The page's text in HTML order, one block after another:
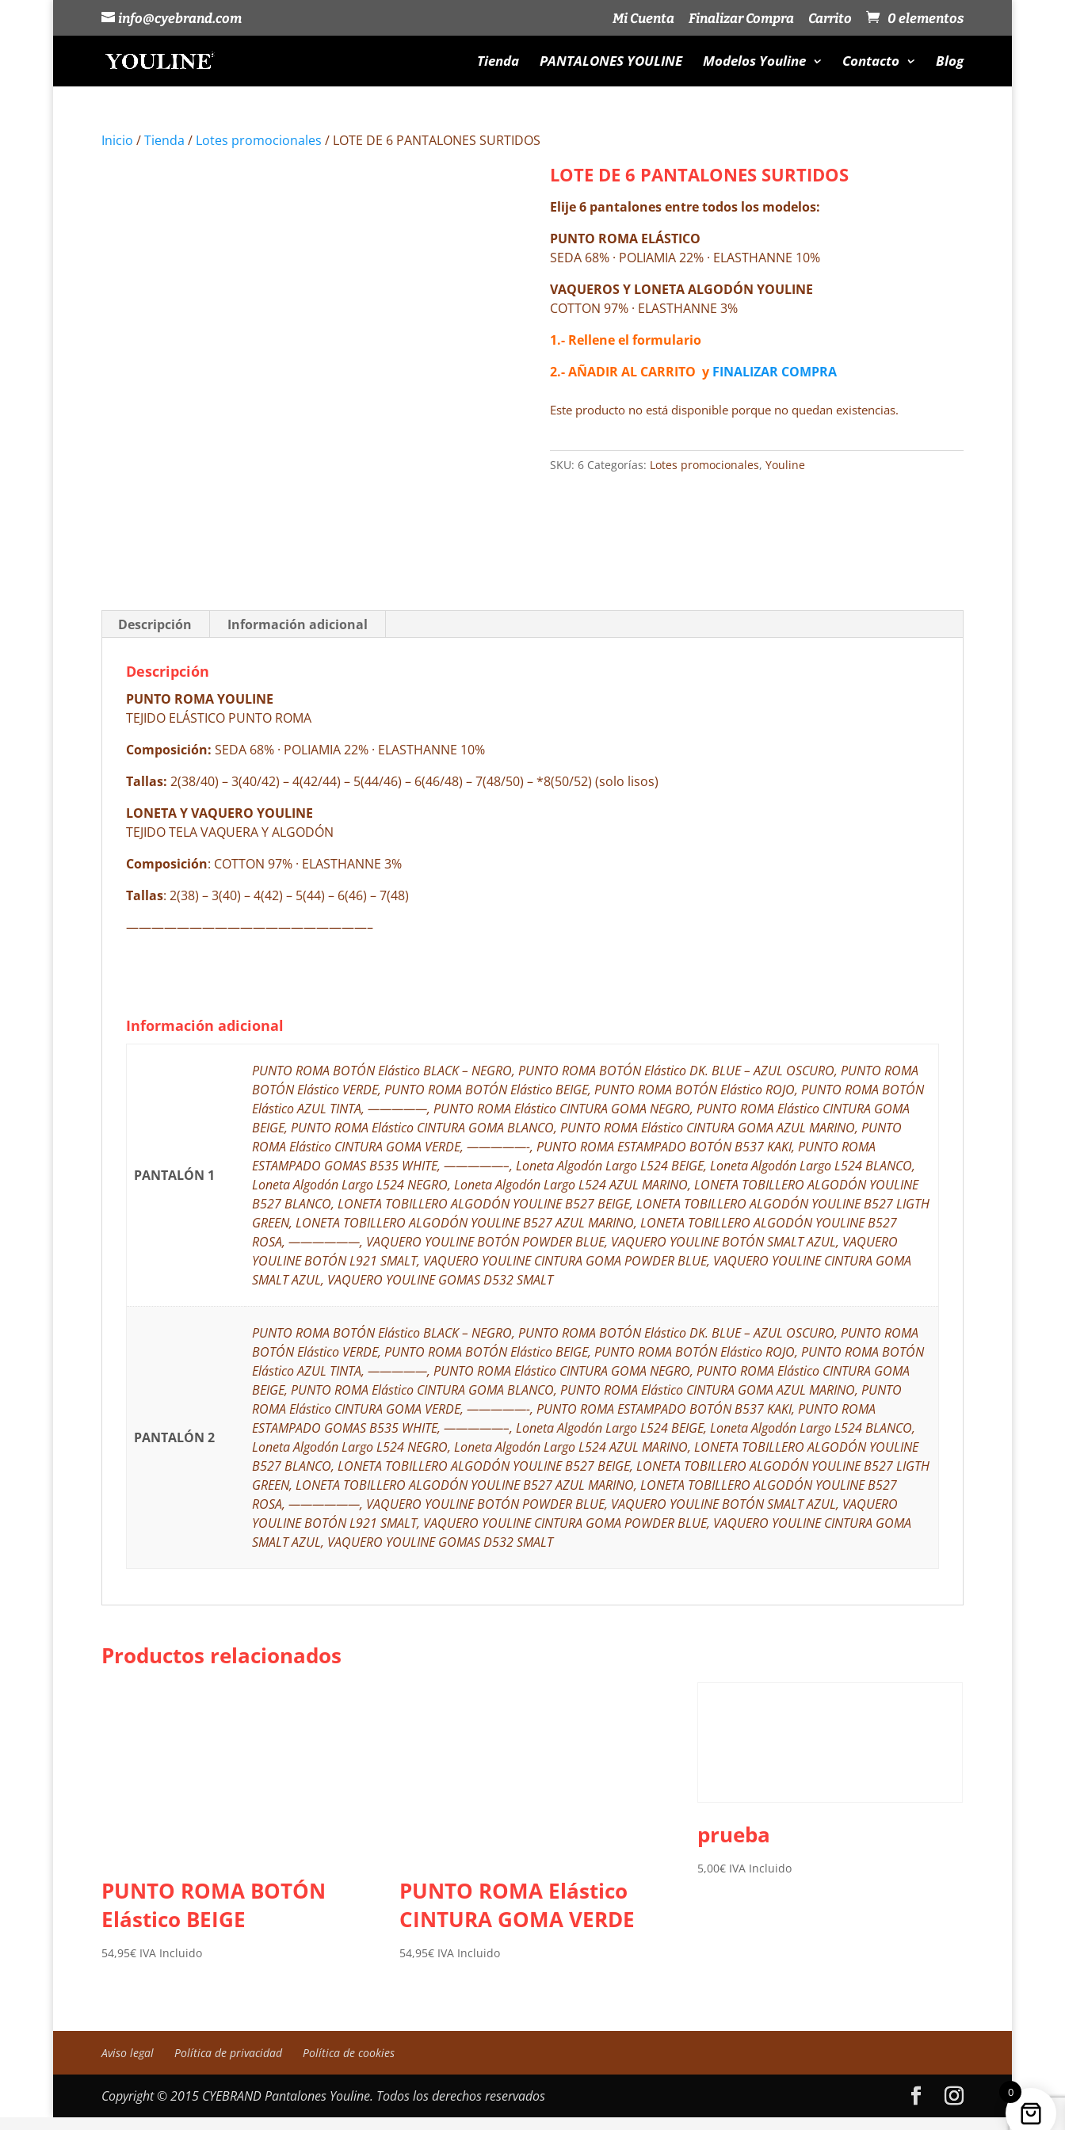
info@cyebrand.com Mi Cuenta Finalizar Compra Carrito 0 elementos
Tienda PANTALONES YOULINE Modelos Youline Contacto Blog
Inicio /Tienda / Lotes promocionales / LOTE DE 6 PANTALONES SURTIDOS
LOTE DE 6 PANTALONES SURTIDOS
Elije 6 pantalones entre todos los modelos:
PUNTO ROMA ELÁSTICO
SEDA 68% · POLIAMIA 22% · ELASTHANNE 10%
VAQUEROS Y LONETA ALGODÓN YOULINE
COTTON 97% · ELASTHANNE 3%
1.- Rellene el formulario
2.- AÑADIR AL CARRITO y FINALIZAR COMPRA
Este producto no está disponible porque no quedan existencias.
SKU: 6 Categorías: Lotes promocionales, Youline
Descripción Información adicional
Descripción
PUNTO ROMA YOULINE
TEJIDO ELÁSTICO PUNTO ROMA
Composición: SEDA 68% · POLIAMIA 22% · ELASTHANNE 10%
Tallas: 2(38/40) – 3(40/42) – 4(42/44) – 5(44/46) – 6(46/48) – 7(48/50) – *8(50/52) (solo lisos)
LONETA Y VAQUERO YOULINE
TEJIDO TELA VAQUERA Y ALGODÓN
Composición: COTTON 97% · ELASTHANNE 3%
Tallas: 2(38) – 3(40) – 4(42) – 5(44) – 6(46) – 7(48)
———————————————————–
Información adicional
PANTALÓN 1
PUNTO ROMA BOTÓN Elástico BLACK – NEGRO, PUNTO ROMA BOTÓN Elástico DK. BLUE – AZUL OSCURO, PUNTO ROMA
BOTÓN Elástico VERDE, PUNTO ROMA BOTÓN Elástico BEIGE, PUNTO ROMA BOTÓN Elástico ROJO, PUNTO ROMA BOTÓN
Elástico AZUL TINTA, —————, PUNTO ROMA Elástico CINTURA GOMA NEGRO, PUNTO ROMA Elástico CINTURA GOMA
BEIGE, PUNTO ROMA Elástico CINTURA GOMA BLANCO, PUNTO ROMA Elástico CINTURA GOMA AZUL MARINO, PUNTO
ROMA Elástico CINTURA GOMA VERDE, —————-, PUNTO ROMA ESTAMPADO BOTÓN B537 KAKI, PUNTO ROMA
ESTAMPADO GOMAS B535 WHITE, —————–, Loneta Algodón Largo L524 BEIGE, Loneta Algodón Largo L524 BLANCO,
Loneta Algodón Largo L524 NEGRO, Loneta Algodón Largo L524 AZUL MARINO, LONETA TOBILLERO ALGODÓN YOULINE
B527 BLANCO, LONETA TOBILLERO ALGODÓN YOULINE B527 BEIGE, LONETA TOBILLERO ALGODÓN YOULINE B527 LIGTH
GREEN, LONETA TOBILLERO ALGODÓN YOULINE B527 AZUL MARINO, LONETA TOBILLERO ALGODÓN YOULINE B527
ROSA, ——————, VAQUERO YOULINE BOTÓN POWDER BLUE, VAQUERO YOULINE BOTÓN SMALT AZUL, VAQUERO
YOULINE BOTÓN L921 SMALT, VAQUERO YOULINE CINTURA GOMA POWDER BLUE, VAQUERO YOULINE CINTURA GOMA
SMALT AZUL, VAQUERO YOULINE GOMAS D532 SMALT
PANTALÓN 2
PUNTO ROMA BOTÓN Elástico BLACK – NEGRO, PUNTO ROMA BOTÓN Elástico DK. BLUE – AZUL OSCURO, PUNTO ROMA
BOTÓN Elástico VERDE, PUNTO ROMA BOTÓN Elástico BEIGE, PUNTO ROMA BOTÓN Elástico ROJO, PUNTO ROMA BOTÓN
Elástico AZUL TINTA, —————, PUNTO ROMA Elástico CINTURA GOMA NEGRO, PUNTO ROMA Elástico CINTURA GOMA
BEIGE, PUNTO ROMA Elástico CINTURA GOMA BLANCO, PUNTO ROMA Elástico CINTURA GOMA AZUL MARINO, PUNTO
ROMA Elástico CINTURA GOMA VERDE, —————-, PUNTO ROMA ESTAMPADO BOTÓN B537 KAKI, PUNTO ROMA
ESTAMPADO GOMAS B535 WHITE, —————–, Loneta Algodón Largo L524 BEIGE, Loneta Algodón Largo L524 BLANCO,
Loneta Algodón Largo L524 NEGRO, Loneta Algodón Largo L524 AZUL MARINO, LONETA TOBILLERO ALGODÓN YOULINE
B527 BLANCO, LONETA TOBILLERO ALGODÓN YOULINE B527 BEIGE, LONETA TOBILLERO ALGODÓN YOULINE B527 LIGTH
GREEN, LONETA TOBILLERO ALGODÓN YOULINE B527 AZUL MARINO, LONETA TOBILLERO ALGODÓN YOULINE B527
ROSA, ——————, VAQUERO YOULINE BOTÓN POWDER BLUE, VAQUERO YOULINE BOTÓN SMALT AZUL, VAQUERO
YOULINE BOTÓN L921 SMALT, VAQUERO YOULINE CINTURA GOMA POWDER BLUE, VAQUERO YOULINE CINTURA GOMA
SMALT AZUL, VAQUERO YOULINE GOMAS D532 SMALT
Productos relacionados
PUNTO ROMA BOTÓN
Elástico BEIGE
54,95€ IVA Incluido
PUNTO ROMA Elástico
CINTURA GOMA VERDE
54,95€ IVA Incluido
prueba
5,00€ IVA Incluido
Aviso legal Política de privacidad Política de cookies
Copyright © 2015 CYEBRAND Pantalones Youline. Todos los derechos reservados 0